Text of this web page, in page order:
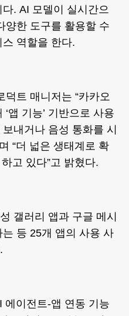
. AI 모델이 실시간으
양한 도구를 활용할 수
역할을 한다.
덕트 매니저는 “카카오
앱 기능’ 기반으로 사용
내거나 음성 통화를 시
“더 넓은 생태계로 확
고 있다”고 밝혔다.
갤러리 앱과 구글 메시
등 25개 앱의 사용 사
에이전트-앱 연동 기능